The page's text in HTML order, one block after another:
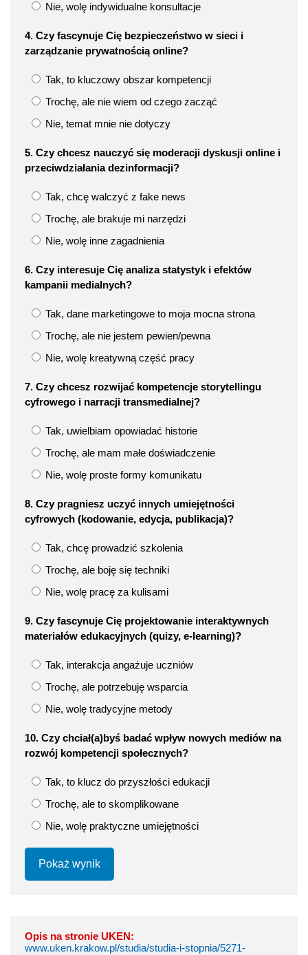
Nie, wolę indywidualne konsultacje
4. Czy fascynuje Cię bezpieczeństwo w sieci i
zarządzanie prywatnością online?
Tak, to kluczowy obszar kompetencji
Trochę, ale nie wiem od czego zacząć
Nie, temat mnie nie dotyczy
5. Czy chcesz nauczyć się moderacji dyskusji online i
przeciwdziałania dezinformacji?
Tak, chcę walczyć z fake news
Trochę, ale brakuje mi narzędzi
Nie, wolę inne zagadnienia
6. Czy interesuje Cię analiza statystyk i efektów
kampanii medialnych?
Tak, dane marketingowe to moja mocna strona
Trochę, ale nie jestem pewien/pewna
Nie, wolę kreatywną część pracy
7. Czy chcesz rozwijać kompetencje storytellingu
cyfrowego i narracji transmedialnej?
Tak, uwielbiam opowiadać historie
Trochę, ale mam małe doświadczenie
Nie, wolę proste formy komunikatu
8. Czy pragniesz uczyć innych umiejętności
cyfrowych (kodowanie, edycja, publikacja)?
Tak, chcę prowadzić szkolenia
Trochę, ale boję się techniki
Nie, wolę pracę za kulisami
9. Czy fascynuje Cię projektowanie interaktywnych
materiałów edukacyjnych (quizy, e‑learning)?
Tak, interakcja angażuje uczniów
Trochę, ale potrzebuję wsparcia
Nie, wolę tradycyjne metody
10. Czy chciał(a)byś badać wpływ nowych mediów na
rozwój kompetencji społecznych?
Tak, to klucz do przyszłości edukacji
Trochę, ale to skomplikowane
Nie, wolę praktyczne umiejętności
Pokaż wynik
Opis na stronie UKEN:
www.uken.krakow.pl/studia/studia-i-stopnia/5271-